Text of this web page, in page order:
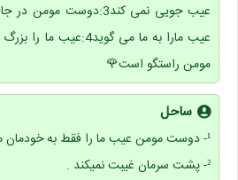
عیب جویی نمی کند3:دوست
مومن راستگو است🌹
ساحل
¹- دوست مومن عیب ما را فقط به خودمان میگوید .
²- پشت سرمان غیبت نمیکند .